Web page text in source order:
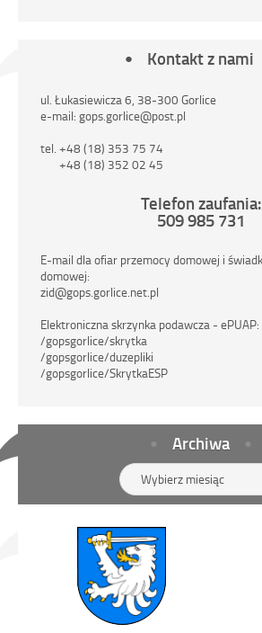
Kontakt z nami
ul. Łukasiewicza 6, 38-300 Gorlice
e-mail: gops.gorlice@post.pl
tel. +48 (18) 353 75 74
+48 (18) 352 02 45
Telefon zaufania:
509 985 731
E-mail dla ofiar przemocy domowej i
domowej:
zid@gops.gorlice.net.pl
Elektroniczna skrzynka podawcza - ePUAP:
/gopsgorlice/skrytka
/gopsgorlice/duzepliki
/gopsgorlice/SkrytkaESP
Archiwa